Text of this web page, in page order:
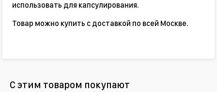
использовать для капсулирования.
Товар можно купить с доставкой по всей Москве.
С этим товаром покупают